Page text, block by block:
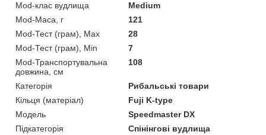
Mod-клас вудлища
Medium
Mod-Маса, г
121
Mod-Тест (грам), Max
28
Mod-Тест (грам), Min
7
Mod-Транспортувальна
довжина, см
108
Категорія
Рибальські товари
Кільця (матеріал)
Fuji K-type
Мoдель
Speedmaster DX
Підкатегорія
Спінінгові вудлища